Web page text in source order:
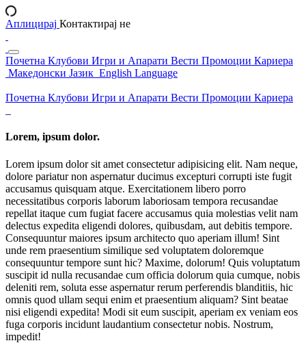
Аплицирај Контактирај не
Почетна Клубови Игри и Апарати Вести Промоции Кариера
Македонски Јазик English Language
Почетна Клубови Игри и Апарати Вести Промоции Кариера
Lorem, ipsum dolor.
Lorem ipsum dolor sit amet consectetur adipisicing elit. Nam neque,
dolore pariatur non aspernatur ducimus excepturi corrupti iste fugit
accusamus quisquam atque. Exercitationem libero porro
necessitatibus corporis laborum laboriosam tempora recusandae
repellat itaque cum fugiat facere accusamus quia molestias velit nam
delectus expedita eligendi dolores, quibusdam, aut debitis tempore.
Consequuntur maiores ipsum architecto quo aperiam illum! Sint
unde rem praesentium similique sed voluptatem doloremque
consequuntur tempore sunt hic? Maxime, dolorum! Quis voluptatum
suscipit id nulla recusandae cum officia dolorum quia cumque, nobis
deleniti rem, soluta esse aspernatur rerum perferendis blanditiis, hic
omnis quod ullam sequi enim et praesentium aliquam? Sint beatae
nisi eligendi expedita! Modi sit eum suscipit, aperiam ex veniam eos
fuga corporis incidunt laudantium consectetur nobis. Nostrum,
impedit!